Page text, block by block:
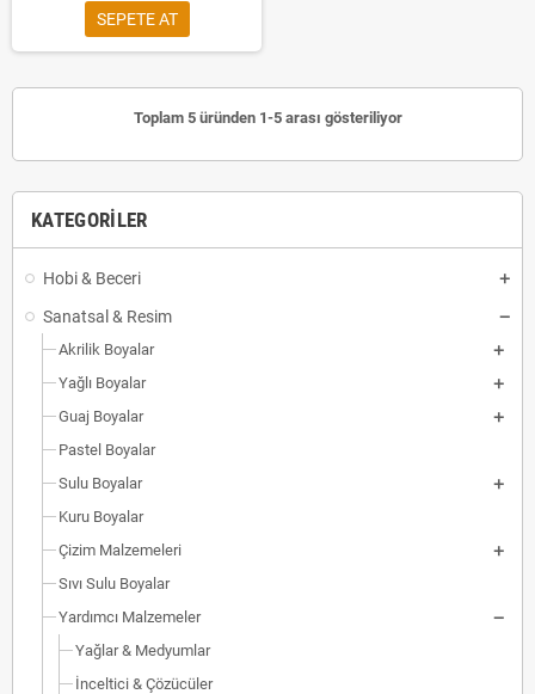
KATEGORILER
Hobi & Beceri
Sanatsal & Resim
Akrilik Boyalar
Yağlı Boyalar
Guaj Boyalar
Pastel Boyalar
Sulu Boyalar
Kuru Boyalar
Çizim Malzemeleri
Sıvı Sulu Boyalar
Yardımcı Malzemeler
Yağlar & Medyumlar
İnceltici & Çözücüler
SEPETE AT
Toplam 5 üründen 1-5 arası gösteriliyor